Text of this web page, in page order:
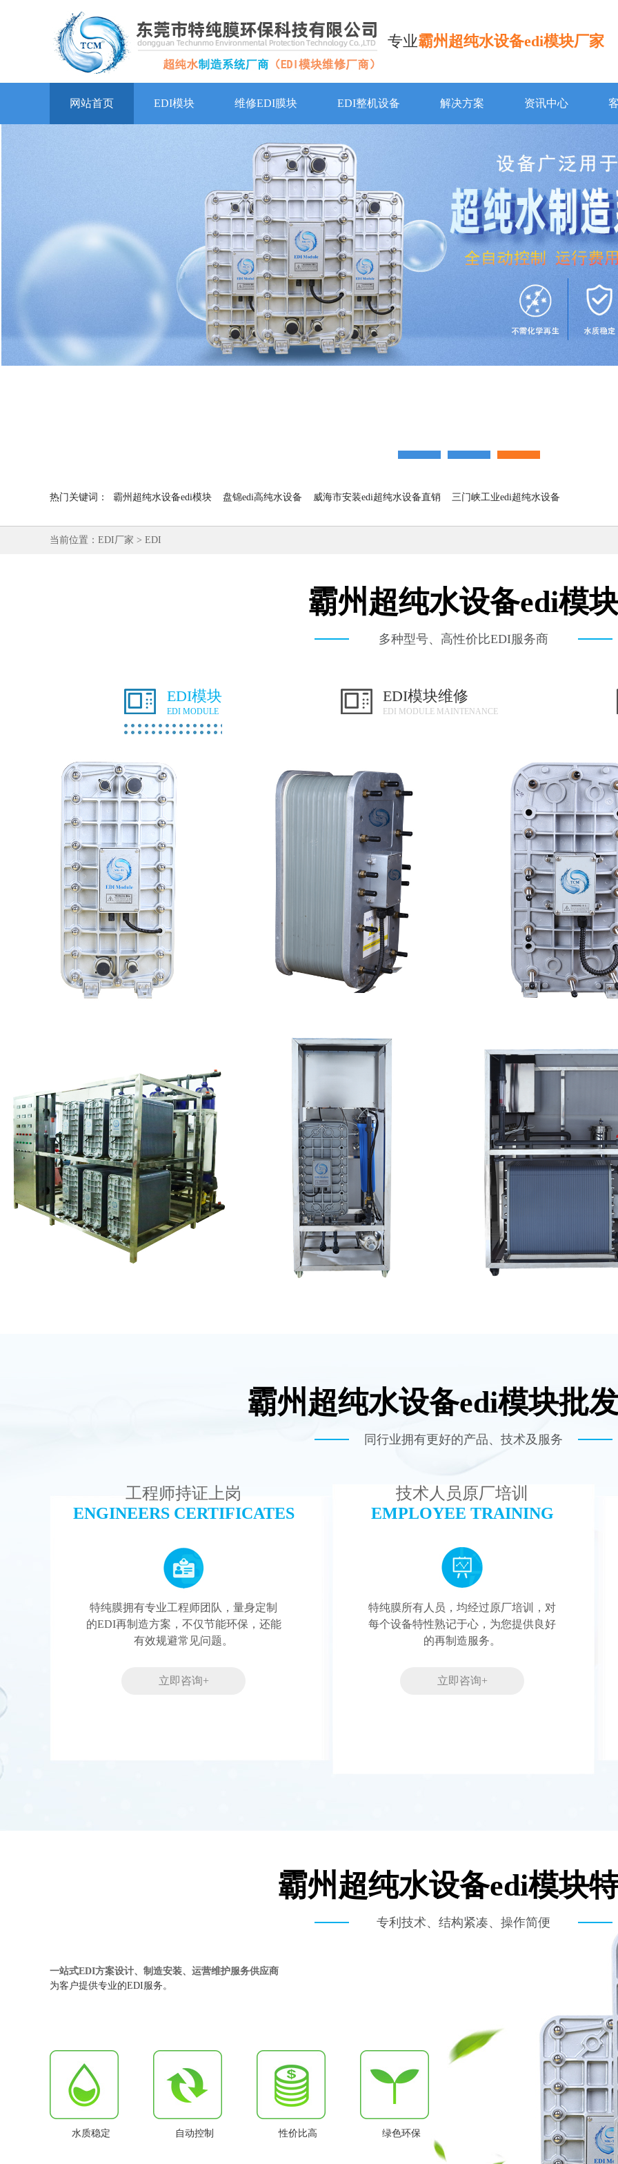
专业霸州超纯水设备edi模块厂家
网站首页 EDI模块 维修EDI膜块 EDI整机设备 解决方案 资讯中心
热门关键词： 霸州超纯水设备edi模块 盘锦edi高纯水设备 威海市安装edi超纯水设备直销 三门峡工业edi超纯水设备
当前位置： EDI厂家 > EDI
霸州超纯水设备edi模
多种型号、高性价比EDI服务商
EDI模块
EDI MODULE
EDI模块维修
EDI MODULE MAINTENANCE
MK-TC300 EDI超纯水处理设备
查看详情
PureTec （浦睿）EDI模块维修
查看详情
西门子 EDI模块
查看详情
MK-TC50 EDI设备
查看详情
MK-TC500 EDI设
查看详情
霸州超纯水设备edi模块批
同行业拥有更好的产品、技术及服务
工程师持证上岗
ENGINEERS CERTIFICATES
特纯膜拥有专业工程师团队，量身定制
的EDI再制造方案，不仅节能环保，还能
有效规避常见问题。
立即咨询+
技术人员原厂培训
EMPLOYEE TRAINING
特纯膜所有人员，均经过原厂培训，对
每个设备特性熟记于心，为您提供良好
的再制造服务。
立即咨询+
霸州超纯水设备edi模块
专利技术、结构紧凑、操作简便
一站式EDI方案设计、制造安装、运营维护服务供应商
为客户提供专业的EDI服务。
水质稳定 自动控制 性价比高 绿色环保